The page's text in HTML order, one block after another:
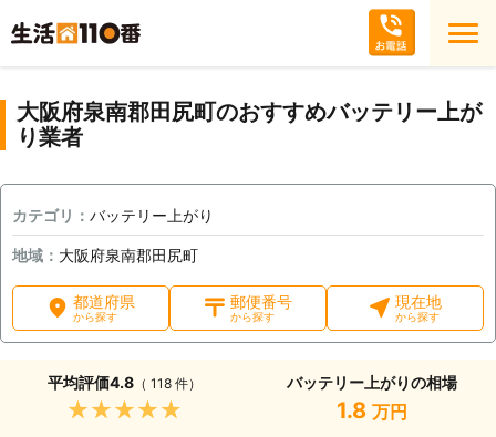
大阪府泉南郡田尻町のおすすめバッテリー上が
り業者
カテゴリ： バッテリー上がり
地域： 大阪府泉南郡田尻町
都道府県
から探す
郵便番号
から探す
現在地
から探す
平均評価4.8（ 118 件）
★★★★★
バッテリー上がりの相場
1.8 万円